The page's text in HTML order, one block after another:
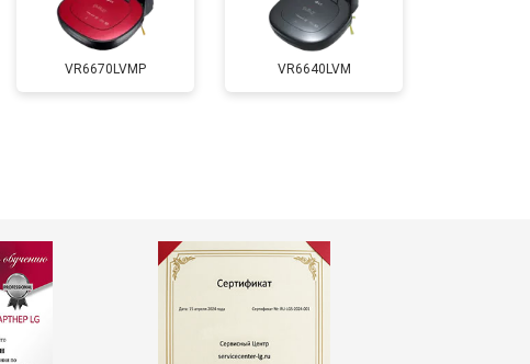
VR6670LVMP VR6640LVM